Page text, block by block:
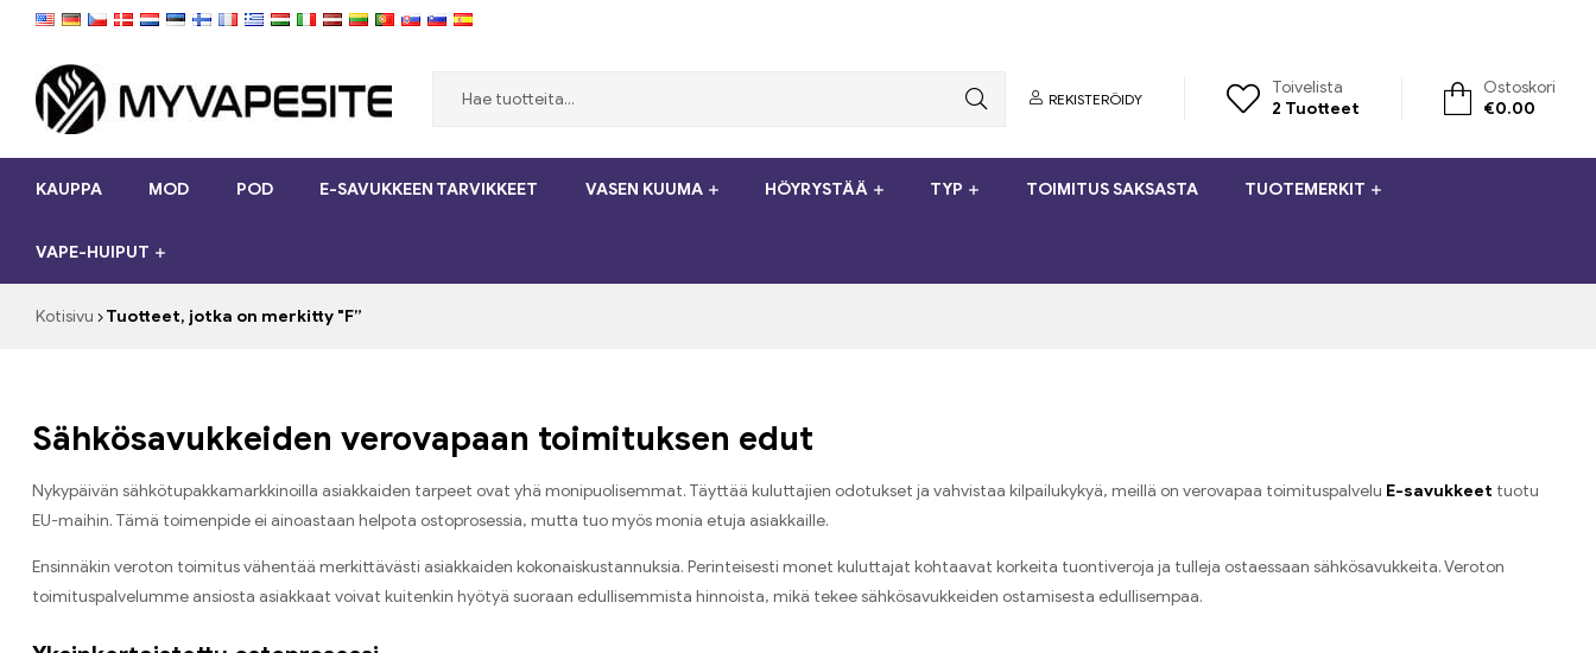
Myvapesite.de
savukkeet
halpaa
verkossa
REKISTERÖIDY
Toivelista
2 Tuotteet
Ostoskori
€0.00
KAUPPA MOD POD E-SAVUKKEEN TARVIKKEET VASEN KUUMA HÖYRYSTÄÄ TYP TOIMITUS SAKSASTA TUOTEMERKIT
VAPE-HUIPUT
Kotisivu Tuotteet, jotka on merkitty "F”
Sähkösavukkeiden verovapaan toimituksen edut
Nykypäivän sähkötupakkamarkkinoilla asiakkaiden tarpeet ovat yhä monipuolisemmat. Täyttää kuluttajien odotukset ja vahvistaa kilpailukykyä, meillä on verovapaa toimituspalvelu E-savukkeet tuotu
EU-maihin. Tämä toimenpide ei ainoastaan ​​helpota ostoprosessia, mutta tuo myös monia etuja asiakkaille.
Ensinnäkin veroton toimitus vähentää merkittävästi asiakkaiden kokonaiskustannuksia. Perinteisesti monet kuluttajat kohtaavat korkeita tuontiveroja ja tulleja ostaessaan sähkösavukkeita. Veroton
toimituspalvelumme ansiosta asiakkaat voivat kuitenkin hyötyä suoraan edullisemmista hinnoista, mikä tekee sähkösavukkeiden ostamisesta edullisempaa.